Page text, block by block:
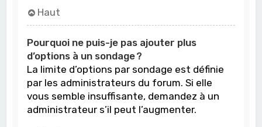
Haut
Pourquoi ne puis-je pas ajouter plus
d’options à un sondage ?
La limite d’options par sondage est définie
par les administrateurs du forum. Si elle
vous semble insuffisante, demandez à un
administrateur s’il peut l’augmenter.